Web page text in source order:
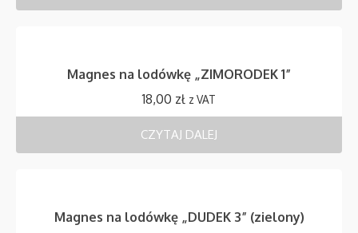
Magnes na lodówkę „ZIMORODEK 1”
18,00 zł z VAT
CZYTAJ DALEJ
Magnes na lodówkę „DUDEK 3” (zielony)